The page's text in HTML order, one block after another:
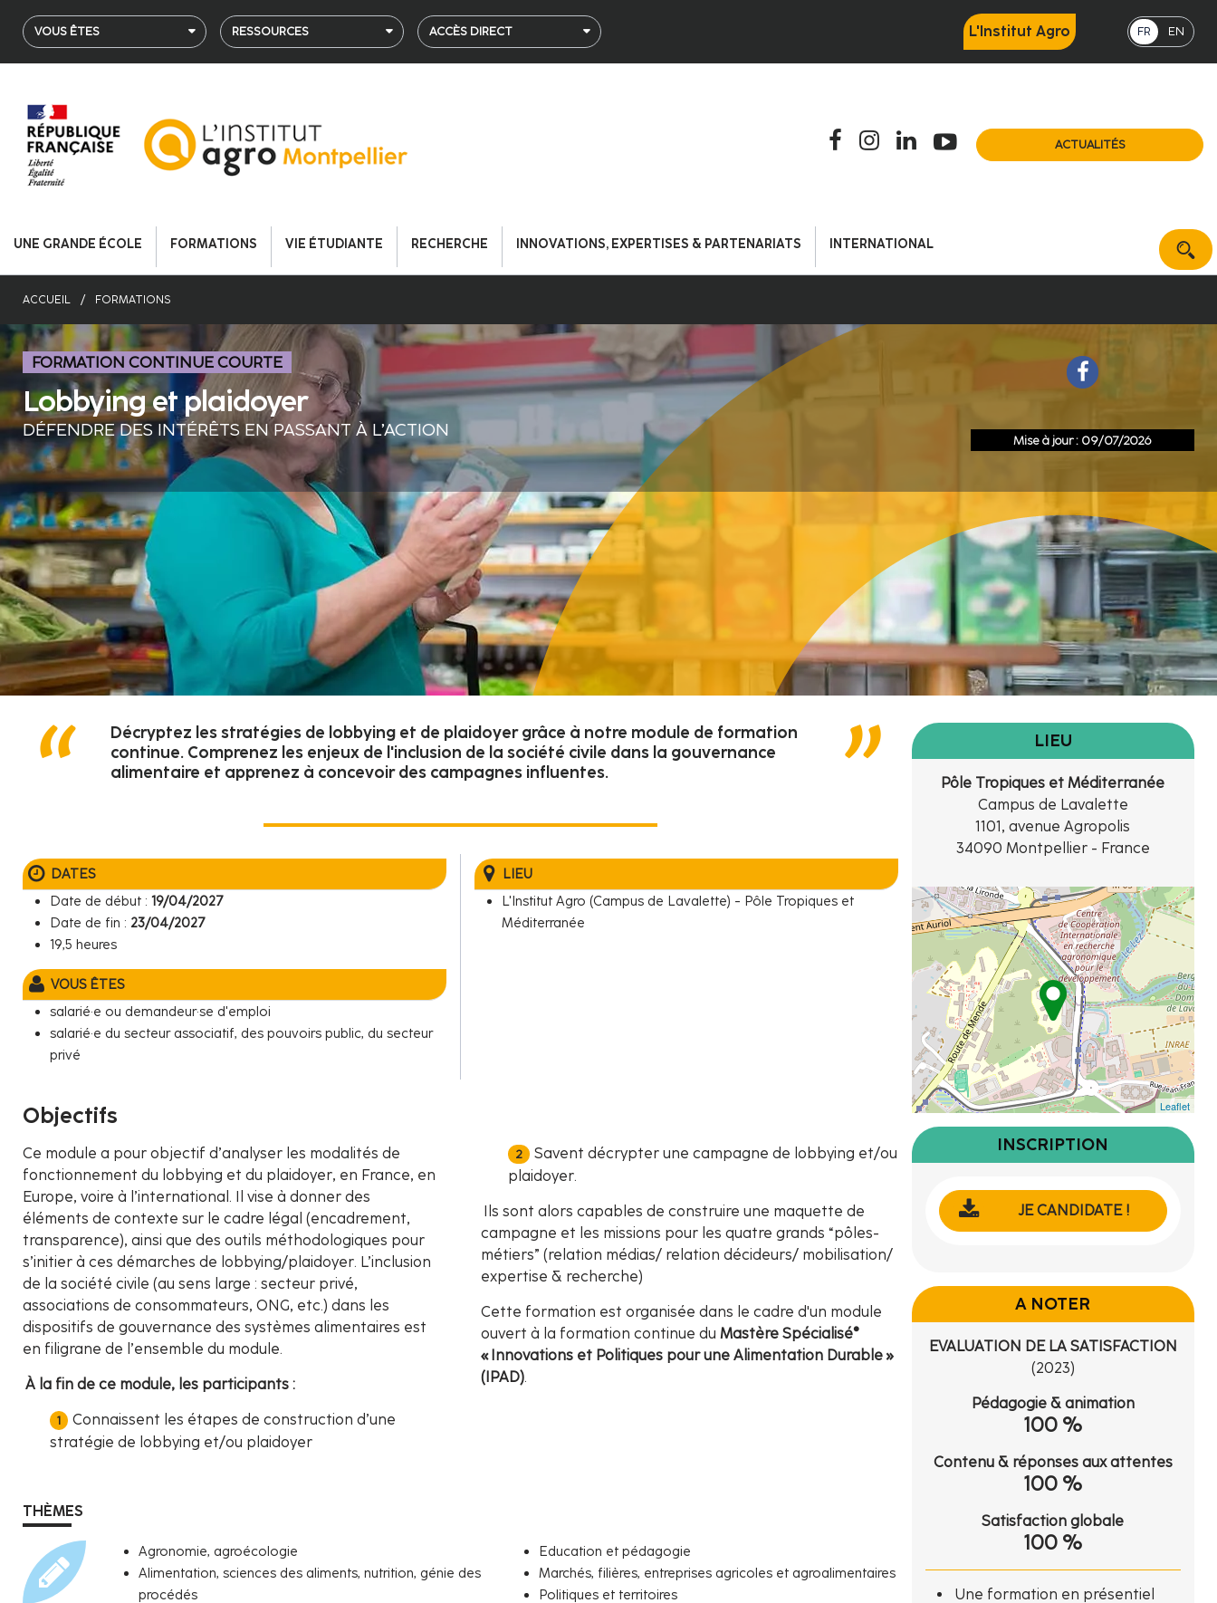
contenu
VOUS ÊTES RESSOURCES ACCÈS DIRECT L'Institut Agro FR EN
ACTUALITÉS
UNE GRANDE ÉCOLE FORMATIONS VIE ÉTUDIANTE RECHERCHE INNOVATIONS, EXPERTISES & PARTENARIATS INTERNATIONAL
ACCUEIL FORMATIONS
FORMATION CONTINUE COURTE
Lobbying et plaidoyer
DÉFENDRE DES INTÉRÊTS EN PASSANT À L’ACTION Mise à jour : 09/07/2026
Décryptez les stratégies de lobbying et de plaidoyer grâce à notre module de formation
continue. Comprenez les enjeux de l'inclusion de la société civile dans la gouvernance
alimentaire et apprenez à concevoir des campagnes influentes.
DATES
Date de début : 19/04/2027
Date de fin : 23/04/2027
19,5 heures
VOUS ÊTES
salarié·e ou demandeur·se d'emploi
salarié·e du secteur associatif, des pouvoirs public, du secteur
privé
LIEU
L'Institut Agro (Campus de Lavalette) - Pôle Tropiques et
Méditerranée
Objectifs
Ce module a pour objectif d’analyser les modalités de
fonctionnement du lobbying et du plaidoyer, en France, en
Europe, voire à l’international. Il vise à donner des
éléments de contexte sur le cadre légal (encadrement,
transparence), ainsi que des outils méthodologiques pour
s’initier à ces démarches de lobbying/plaidoyer. L’inclusion
de la société civile (au sens large : secteur privé,
associations de consommateurs, ONG, etc.) dans les
dispositifs de gouvernance des systèmes alimentaires est
en filigrane de l’ensemble du module.
À la fin de ce module, les participants :
Connaissent les étapes de construction d’une
stratégie de lobbying et/ou plaidoyer
Savent décrypter une campagne de lobbying et/ou
plaidoyer.
Ils sont alors capables de construire une maquette de
campagne et les missions pour les quatre grands “pôles-
métiers” (relation médias/ relation décideurs/ mobilisation/
expertise & recherche)
Cette formation est organisée dans le cadre d'un module
ouvert à la formation continue du Mastère Spécialisé®
« Innovations et Politiques pour une Alimentation Durable »
(IPAD).
THÈMES
Agronomie, agroécologie
Alimentation, sciences des aliments, nutrition, génie des
procédés
Education et pédagogie
Marchés, filières, entreprises agricoles et agroalimentaires
Politiques et territoires
LIEU
Pôle Tropiques et Méditerranée
Campus de Lavalette
1101, avenue Agropolis
34090 Montpellier - France
Leaflet
INSCRIPTION
JE CANDIDATE !
A NOTER
EVALUATION DE LA SATISFACTION
(2023)
Pédagogie & animation
100 %
Contenu & réponses aux attentes
100 %
Satisfaction globale
100 %
Une formation en présentiel